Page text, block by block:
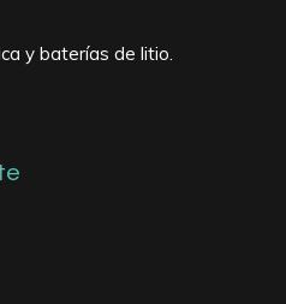
y baterías de litio.